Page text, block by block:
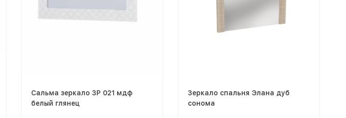
Сальма зеркало ЗР 021 мдф
белый глянец
Зеркало спальня Элана дуб
сонома